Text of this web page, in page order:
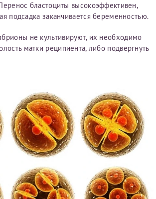
бластоциты высокоэффективен,
подсадка заканчивается беременностью.
не культивируют, их необходимо
матки реципиента, либо подвергнуть